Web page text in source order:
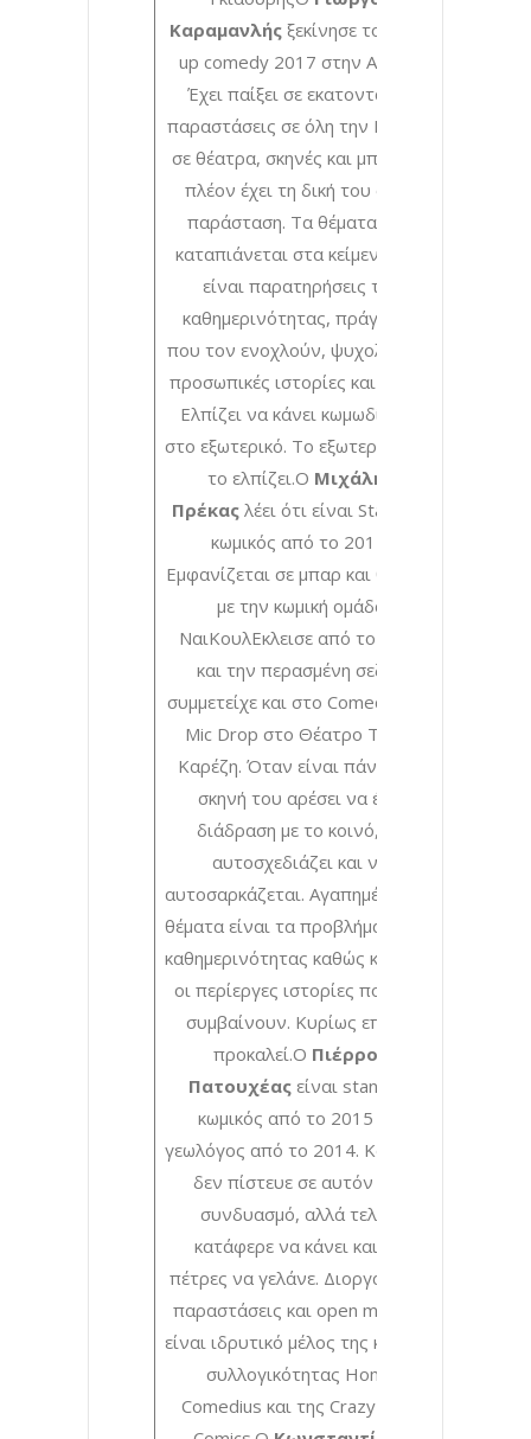
Καραμανλήςξεκίνησε το stand
up comedy 2017 στην Αθήνα.
Έχει παίξει σε εκατοντάδες
παραστάσεις σε όλη την Ελλάδα
σε θέατρα, σκηνές και μπαρ και
πλέον έχει τη δική του σόλο
παράσταση. Τα θέματα που
καταπιάνεται στα κείμενα του
είναι παρατηρήσεις της
καθημερινότητας, πράγματα
που τον ενοχλούν, ψυχολογικά,
προσωπικές ιστορίες και γάτες.
Ελπίζει να κάνει κωμωδία και
στο εξωτερικό. Το εξωτερικό δεν
το ελπίζει.Ο Μιχάλης
Πρέκας λέει ότι είναι Stand up
κωμικός από το 2017.
Εμφανίζεται σε μπαρ και θέατρα
με την κωμική ομάδα
ΝαιΚουλΕκλεισε από το 2018
και την περασμένη σεζόν
συμμετείχε και στο Comedy Club
Mic Drop στο Θέατρο Τζένη
Καρέζη. Όταν είναι πάνω στη
σκηνή του αρέσει να έχει
διάδραση με το κοινό, να
αυτοσχεδιάζει και να
αυτοσαρκάζεται. Αγαπημένα του
θέματα είναι τα προβλήματα της
καθημερινότητας καθώς και όλες
οι περίεργες ιστορίες που του
συμβαίνουν. Κυρίως επειδή
προκαλεί.Ο Πιέρρος
Πατουχέαςείναι stand up
κωμικός από το 2015 και
γεωλόγος από το 2014. Κανένας
δεν πίστευε σε αυτόν τον
συνδυασμό, αλλά τελικά
κατάφερε να κάνει και τις
πέτρες να γελάνε. Διοργανώνει
παραστάσεις και open mics και
είναι ιδρυτικό μέλος της κωμικής
συλλογικότητας Homo
Comedius και της Crazy Duck